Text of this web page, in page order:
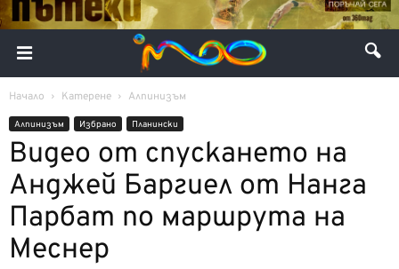
Начало Катерене Алпинизъм
Алпинизъм Избрано Планински
Видео от спускането на
Анджей Баргиел от Нанга
Парбат по маршрута на
Меснер